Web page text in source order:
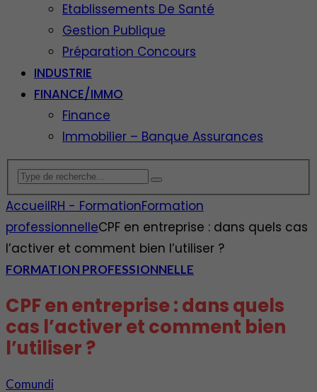
Etablissements De Santé
Gestion Publique
Préparation Concours
INDUSTRIE
FINANCE/IMMO
Finance
Immobilier – Banque Assurances
AccueilRH - FormationFormation
professionnelleCPF en entreprise : dans quels cas
l’activer et comment bien l’utiliser ?
FORMATION PROFESSIONNELLE
CPF en entreprise : dans quels
cas l’activer et comment bien
l’utiliser ?
Comundi